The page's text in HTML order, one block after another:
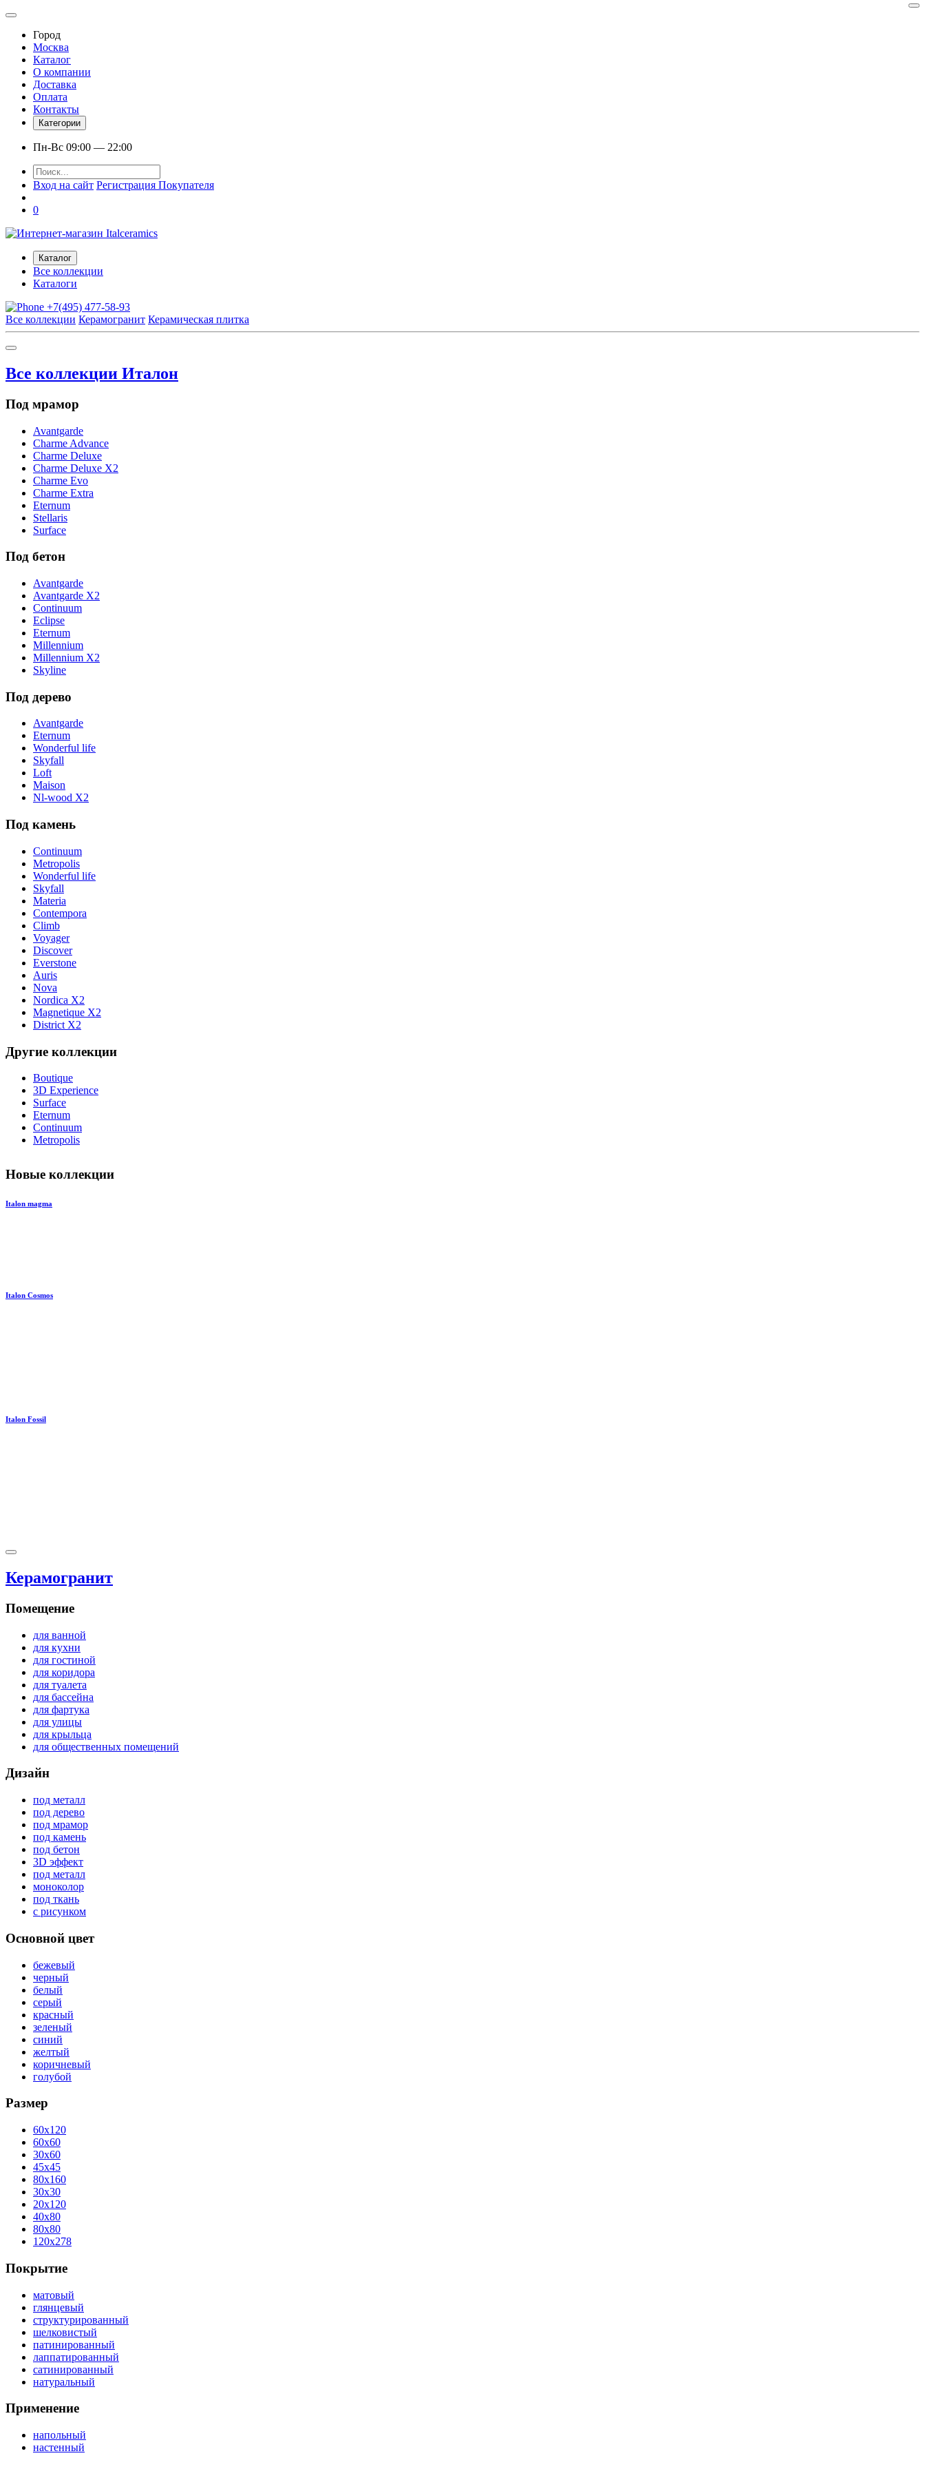
Город
Москва
Каталог
О компании
Доставка
Оплата
Контакты
Категории
Пн-Вс 09:00 — 22:00
Вход на сайт Регистрация Покупателя
0
Каталог
Все коллекции
Каталоги
+7(495) 477-58-93
Все коллекции Керамогранит Керамическая плитка
Все коллекции Италон
Под мрамор
Avantgarde
Charme Advance
Charme Deluxe
Charme Deluxe X2
Charme Evo
Charme Extra
Eternum
Stellaris
Surface
Под бетон
Avantgarde
Avantgarde X2
Continuum
Eclipse
Eternum
Millennium
Millennium X2
Skyline
Под дерево
Avantgarde
Eternum
Wonderful life
Skyfall
Loft
Maison
Nl-wood X2
Под камень
Continuum
Metropolis
Wonderful life
Skyfall
Materia
Contempora
Climb
Voyager
Discover
Everstone
Auris
Nova
Nordica X2
Magnetique X2
District X2
Другие коллекции
Boutique
3D Experience
Surface
Eternum
Continuum
Metropolis
Новые коллекции
Italon magma
Italon Cosmos
Italon Fossil
Керамогранит
Помещение
для ванной
для кухни
для гостиной
для коридора
для туалета
для бассейна
для фартука
для улицы
для крыльца
для общественных помещений
Дизайн
под металл
под дерево
под мрамор
под камень
под бетон
3D эффект
под металл
моноколор
под ткань
с рисунком
Основной цвет
бежевый
черный
белый
серый
красный
зеленый
синий
желтый
коричневый
голубой
Размер
60x120
60x60
30x60
45x45
80x160
30x30
20x120
40x80
80x80
120x278
Покрытие
матовый
глянцевый
структурированный
шелковистый
патинированный
лаппатированный
сатинированный
натуральный
Применение
напольный
настенный